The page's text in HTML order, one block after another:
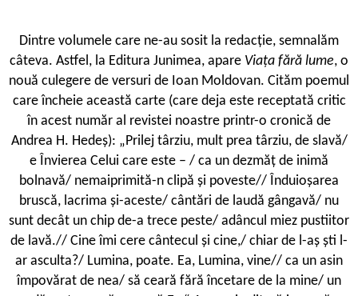
Dintre volumele care ne-au sosit la redacție, semnalăm
câteva. Astfel, la Editura Junimea, apare Viața fără lume, o
nouă culegere de versuri de Ioan Moldovan. Cităm poemul
care încheie această carte (care deja este receptată critic
în acest număr al revistei noastre printr-o cronică de
Andrea H. Hedeș): „Prilej târziu, mult prea târziu, de slavă/
e Învierea Celui care este – / ca un dezmăț de inimă
bolnavă/ nemaiprimită-n clipă și poveste// Înduioșarea
bruscă, lacrima și-aceste/ cântări de laudă gângavă/ nu
sunt decât un chip de-a trece peste/ adâncul miez pustiitor
de lavă.// Cine îmi cere cântecul și cine,/ chiar de l-aș ști l-
ar asculta?/ Lumina, poate. Ea, Lumina, vine// ca un asin
împovărat de nea/ să ceară fără încetare de la mine/ un